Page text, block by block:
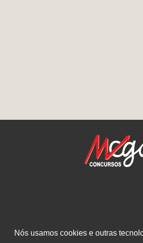
Nós usamos cookies e outras